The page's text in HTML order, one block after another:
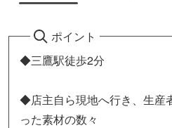
ポイント
◆三鷹駅徒歩2分
◆店主自ら現地へ行き、生産
った素材の数々